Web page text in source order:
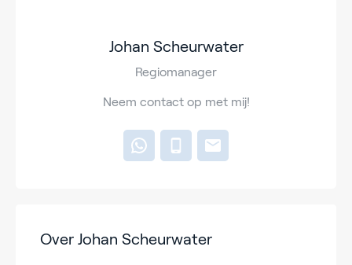
Johan Scheurwater
Regiomanager
Neem contact op met mij!
Over Johan Scheurwater